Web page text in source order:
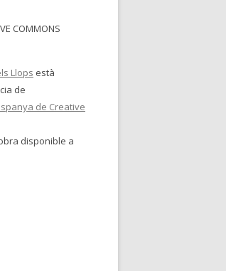
COMMONS
Llops està
de
de Creative
disponible a